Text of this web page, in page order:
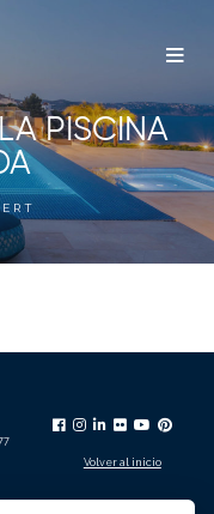
PISCINA
Volver al inicio